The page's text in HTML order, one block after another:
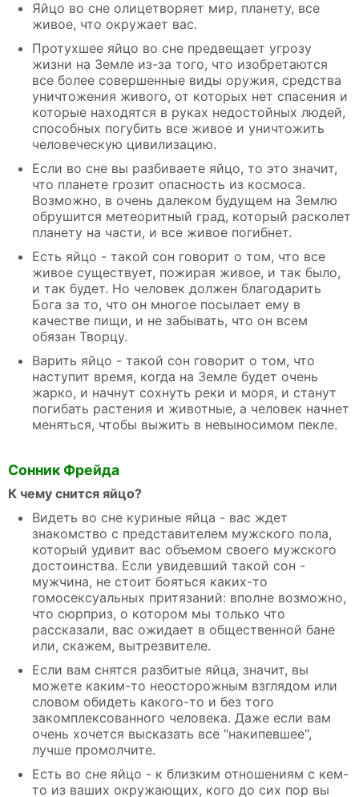
Яйцо во сне олицетворяет мир, планету, все
живое, что окружает вас.
Протухшее яйцо во сне предвещает угрозу
жизни на Земле из-за того, что изобретаются
все более совершенные виды оружия, средства
уничтожения живого, от которых нет спасения и
которые находятся в руках недостойных людей,
способных погубить все живое и уничтожить
человеческую цивилизацию.
Если во сне вы разбиваете яйцо, то это значит,
что планете грозит опасность из космоса.
Возможно, в очень далеком будущем на Землю
обрушится метеоритный град, который расколет
планету на части, и все живое погибнет.
Есть яйцо - такой сон говорит о том, что все
живое существует, пожирая живое, и так было,
и так будет. Но человек должен благодарить
Бога за то, что он многое посылает ему в
качестве пищи, и не забывать, что он всем
обязан Творцу.
Варить яйцо - такой сон говорит о том, что
наступит время, когда на Земле будет очень
жарко, и начнут сохнуть реки и моря, и станут
погибать растения и животные, а человек начнет
меняться, чтобы выжить в невыносимом пекле.
Сонник Фрейда
К чему снится яйцо?
Видеть во сне куриные яйца - вас ждет
знакомство с представителем мужского пола,
который удивит вас объемом своего мужского
достоинства. Если увидевший такой сон -
мужчина, не стоит бояться каких-то
гомосексуальных притязаний: вполне возможно,
что сюрприз, о котором мы только что
рассказали, вас ожидает в общественной бане
или, скажем, вытрезвителе.
Если вам снятся разбитые яйца, значит, вы
можете каким-то неосторожным взглядом или
словом обидеть какого-то и без того
закомплексованного человека. Даже если вам
очень хочется высказать все "накипевшее",
лучше промолчите.
Есть во сне яйцо - к близким отношениям с кем-
то из ваших окружающих, кого до сих пор вы